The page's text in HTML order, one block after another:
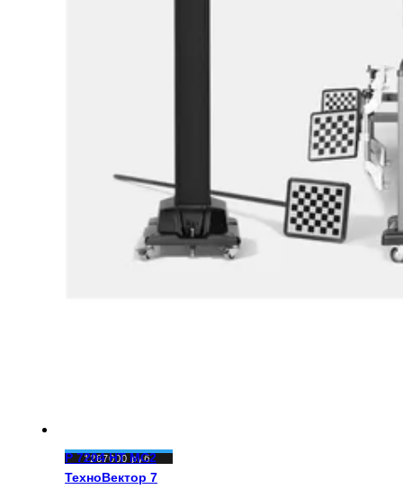
P 7204 HT MC2
ТехноВектор 7
1267000 руб.